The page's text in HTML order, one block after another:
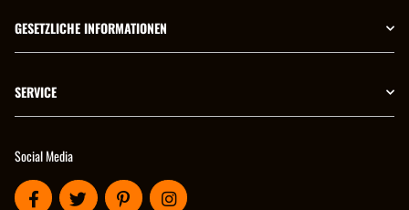
GESETZLICHE INFORMATIONEN
SERVICE
Social Media